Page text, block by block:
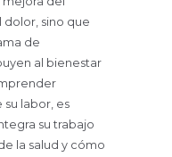
sino que
de
al bienestar
labor, es
su trabajo
la salud y cómo